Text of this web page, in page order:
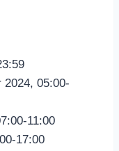
2024, 05:00-
11:00
17:00